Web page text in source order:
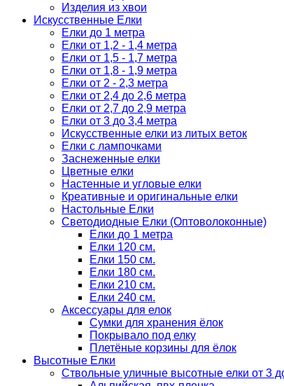
Изделия из хвои
Искусственные Елки
Елки до 1 метра
Елки от 1,2 - 1,4 метра
Елки от 1,5 - 1,7 метра
Елки от 1,8 - 1,9 метра
Елки от 2 - 2,3 метра
Елки от 2,4 до 2,6 метра
Елки от 2,7 до 2,9 метра
Елки от 3 до 3,4 метра
Искусственные елки из литых веток
Елки с лампочками
Заснеженные елки
Цветные елки
Настенные и угловые елки
Креативные и оригинальные елки
Настольные Елки
Светодиодные Елки (Оптоволоконные)
Елки до 1 метра
Елки 120 см.
Елки 150 см.
Елки 180 см.
Елки 210 см.
Елки 240 см.
Аксессуары для елок
Сумки для хранения ёлок
Покрывало под елку
Плетёные корзины для ёлок
Высотные Елки
Ствольные уличные высотные елки от 3